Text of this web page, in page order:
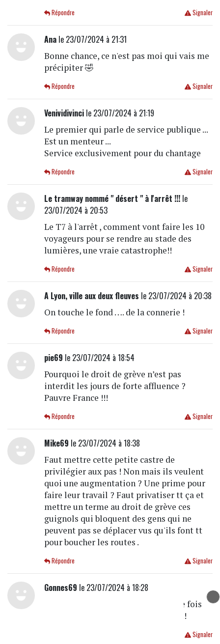
Signaler
Répondre
Anale 23/07/2024 à 21:31
Bonne chance, ce n'est pas moi qui vais me
précipiter 🤣
Signaler
Répondre
Venividivincile 23/07/2024 à 21:19
Le premier qui parle de service publique ...
Est un menteur ...
Service exclusivement pour du chantage
Signaler
Répondre
Le tramway nommé " désert " à l'arrêt !!!le
23/07/2024 à 20:53
Le T7 à l'arrêt , comment vont faire les 10
voyageurs pour se rendre au stade des
lumières, une vraie catastrophe!!
Signaler
Répondre
A Lyon, ville aux deux fleuves le 23/07/2024 à 20:38
On touche le fond …. de la connerie !
Signaler
Répondre
pie69 le 23/07/2024 à 18:54
Pourquoi le droit de grève n’est pas
interdit les jours de forte affluence ?
Pauvre France !!!
Signaler
Répondre
Mike69 le 23/07/2024 à 18:38
Faut mettre cette petite castre de
privilégier aux pas ! Non mais ils veulent
quoi une augmentation ? Une prime pour
faire leur travail ? Faut privatiser tt ça et
mettre un terme au droit de grève ces
guignols qui bloquent des gens qui ne
peuvent pas se déplacer vus qu'ils font tt
pour boucher les routes .
Signaler
Répondre
Gonnes69 le 23/07/2024 à 18:28
Pas merci à la CGT qui empêche une fois
de plus les autres d'aller travailler !!!
Signaler